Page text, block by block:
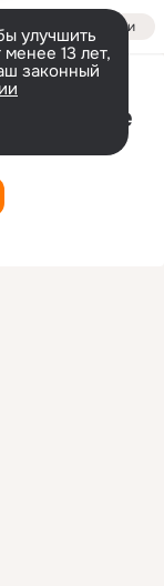
Войти
улучшить
13 лет,
законный
сердце